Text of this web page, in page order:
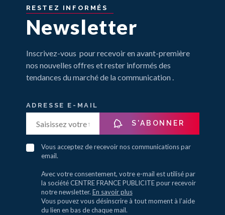
RESTEZ INFORMÉS
Newsletter
Inscrivez-vous pour recevoir en avant-première
nos nouvelles offres et rester informés des
tendances du marché de la communication .
ADRESSE E-MAIL
S'ABONNER
Vous acceptez de recevoir nos communications par
email.
Avec votre consentement, votre e-mail est utilisé par
la société CENTRE FRANCE PUBLICITE pour recevoir
notre newsletter. En savoir plus
Vous pouvez vous désinscrire à tout moment à l’aide
du lien en bas de chaque mail.